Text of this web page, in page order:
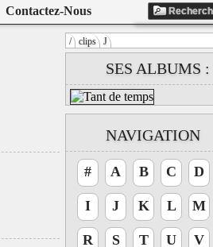
Contactez-Nous
/ clips J
Warning: Undefined array
/home/clients/
on line104
Jacno
SES ALBUMS :
NAVIGATION
# A B C D
I J K L M
R S T U V